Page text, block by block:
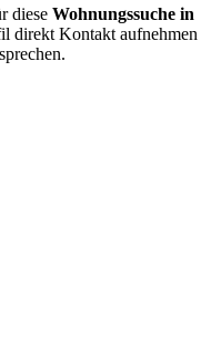
diese Wohnungssuche in
direkt Kontakt aufnehmen